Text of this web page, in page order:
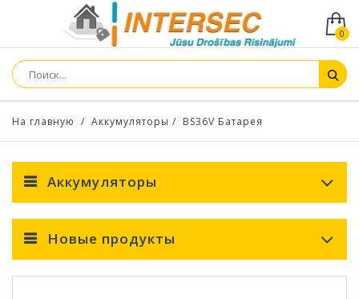
0
На главную / Аккумуляторы / BS36V Батарея
Аккумуляторы
Новые продукты